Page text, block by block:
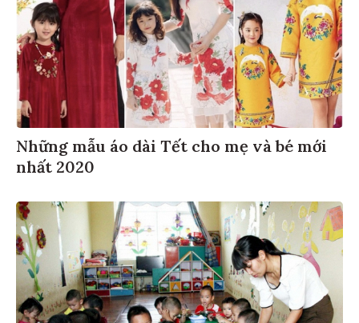
Những mẫu áo dài Tết cho mẹ và bé mới
nhất 2020